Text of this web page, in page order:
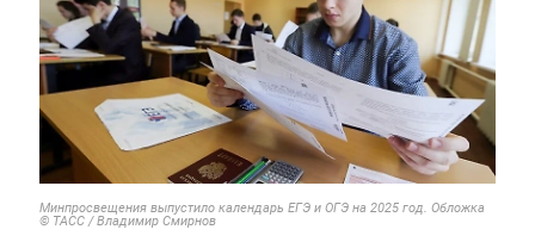
Минпросвещения выпустило календарь ЕГЭ и ОГЭ на 2025 год. Обложка
© ТАСС / Владимир Смирнов